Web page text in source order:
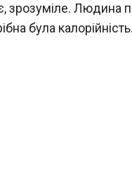
зрозуміле. Людина
була калорійність.